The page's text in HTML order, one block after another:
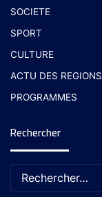
SOCIETE
SPORT
CULTURE
ACTU DES REGIONS
PROGRAMMES
Rechercher